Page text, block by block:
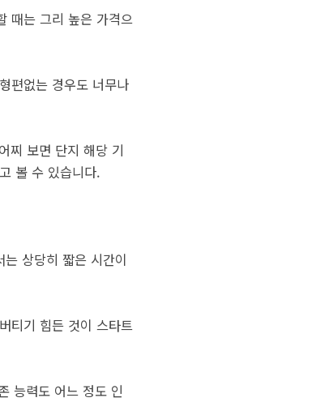
때는 그리 높은 가격으
편없는 경우도 너무나
찌 보면 단지 해당 기
볼 수 있습니다.
상당히 짧은 시간이
티기 힘든 것이 스타트
능력도 어느 정도 인